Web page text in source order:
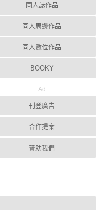
同人誌作品
同人周邊作品
同人數位作品
BOOKY
Ad
刊登廣告
合作提案
贊助我們